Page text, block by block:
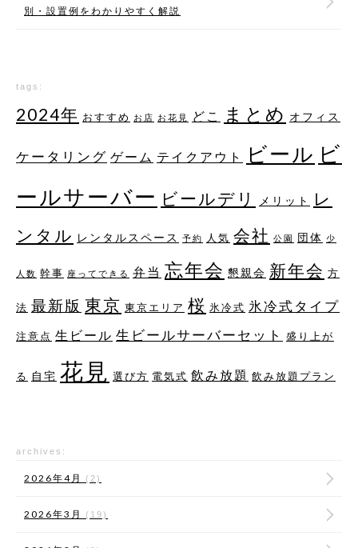
別・設置例をわかりやすく解説
tags:
2024年 おすすめ お店 お花見 どこ まとめ オフィス
ケータリング ゲーム テイクアウト ビール ビ
ールサーバー ビールデリ メリット
レ
ンタル レンタルスペース 予約 人気 会社 公園 団体 少
人数 幹事 座ってできる 弁当 忘年会 懇親会 新年会 方
法 最新版 東京 東京エリア 桜 氷冷式 氷冷式タイプ
注意点 生ビール 生ビールサーバーセット 盛り上が
る 自宅 花見 選び方 電気式 飲み放題 飲み放題プラン
archives:
2026年4月 (2)
2026年3月 (19)